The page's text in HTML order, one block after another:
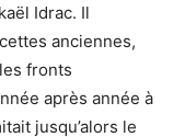
Idrac. Il
anciennes,
fronts
après année à
jusqu’alors le